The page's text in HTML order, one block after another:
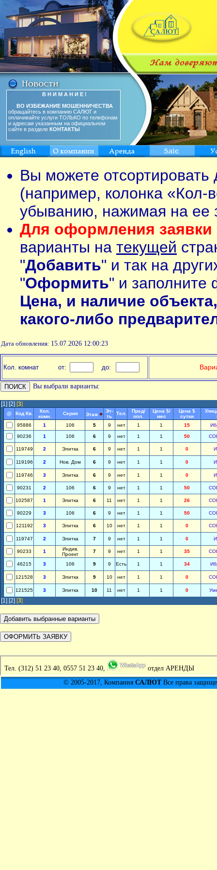
В Н И М А Н И Е !
ВО ИЗБЕЖАНИЕ МОШЕННИЧЕСТВА
обращайтесь в компанию САЛЮТ и
оплачивайте услуги ТОЛЬКО по телефонам
и адресам указанным на официальном
сайте в разделе КОНТАКТЫ
Вы можете
(например, колонка «Кол-
убыванию, нажимая на ее
Для оформления заявки
варианты на текущей
"Добавить" и так на
"Оформить" и заполните
Цена, и наличие
какого-либо
Дата обновления: 15.07.2026 12:00:23
Кол. комнат от: до:
Вы выбрали варианты:
[1] [2] [3]
@ Код Кв.
Кол.
комн.
Серия Этаж
Эт-
ть
Тел.
Пред/
опл.
Цена $/
мес
Цена $
сутки
95886
1 106 5 9 нет 1 1 15
90236 1 106 6 9 нет 1 1 50
119749 2 Элитка 6 9 нет 1 1 0
119196 2 Нов. Дом 6 9 нет 1 1 0
119746 3 Элитка 6 9 нет 1 1 0
90231 2 106 6 9 нет 1 1 50
102587 1 Элитка 6 11 нет 1 1 26
90229 3 106 6 9 нет 1 1 50
121192 3 Элитка 6 10 нет 1 1 0
119747 2 Элитка 7 9 нет 1 1 0
90233 1
Индив.
Проект
7 9 нет 1 1 35
46215 3 106 9 9 Есть 1 1 34
121528 3 Элитка 9 10 нет 1 1 0
121525 3 Элитка 10 11 нет 1 1 0
[1] [2] [3]
Тел. (312) 51 23 40, 0557 51 23 40,
отдел АРЕНДЫ
© 2005-2017, Компания САЛЮТВсе права